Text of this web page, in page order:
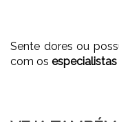
Sente dores ou
com os